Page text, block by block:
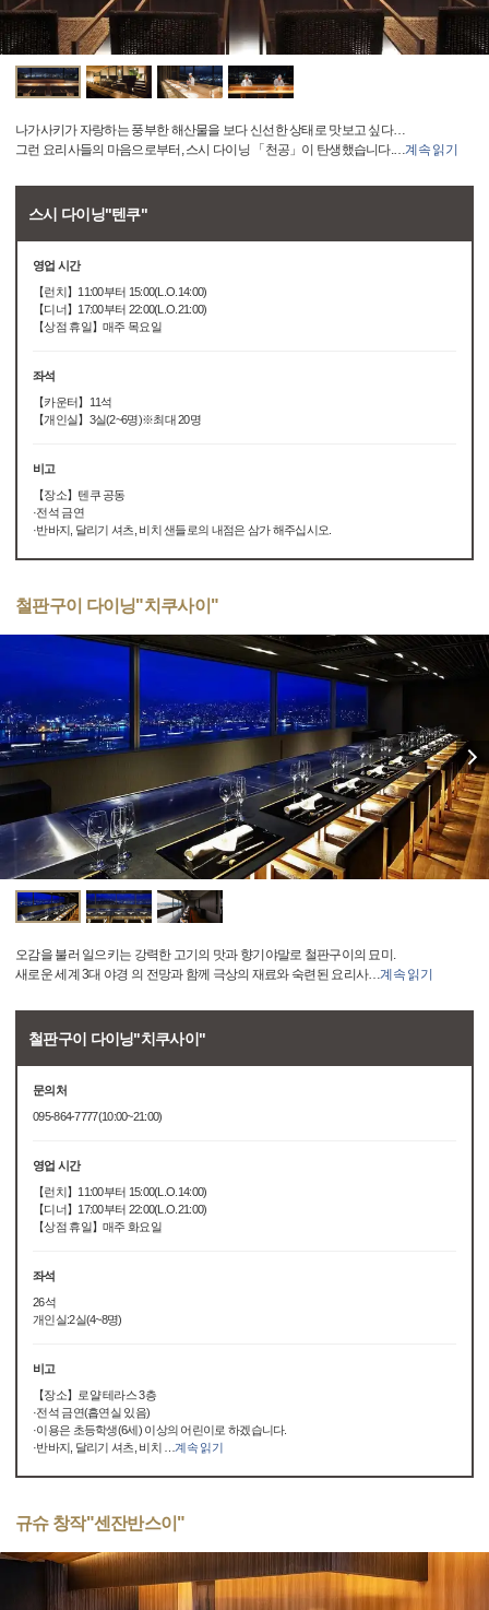
나가사키가 자랑하는 풍부한 해산물을 보다 신선한 상태로 맛보고 싶다…
그런 요리사들의 마음으로부터, 스시 다이닝 「천공」이 탄생했습니다.…계속 읽기
스시 다이닝"텐쿠"
영업 시간
【런치】11:00부터 15:00(L.O.14:00)
【디너】17:00부터 22:00(L.O.21:00)
【상점 휴일】매주 목요일
좌석
【카운터】11석
【개인실】3실(2~6명)※최대 20명
비고
【장소】텐쿠 공동
·전석 금연
·반바지, 달리기 셔츠, 비치 샌들로의 내점은 삼가 해주십시오.
철판구이 다이닝"치쿠사이"
오감을 불러 일으키는 강력한 고기의 맛과 향기야말로 철판구이의 묘미.
새로운 세계 3대 야경 의 전망과 함께 극상의 재료와 숙련된 요리사…계속 읽기
철판구이 다이닝"치쿠사이"
문의처
095-864-7777(10:00~21:00)
영업 시간
【런치】11:00부터 15:00(L.O.14:00)
【디너】17:00부터 22:00(L.O.21:00)
【상점 휴일】매주 화요일
좌석
26석
개인실:2실(4~8명)
비고
【장소】로얄 테라스 3층
·전석 금연(흡연실 있음)
·이용은 초등학생(6세) 이상의 어린이로 하겠습니다.
·반바지, 달리기 셔츠, 비치
계속 읽기
규슈 창작"센잔반스이"